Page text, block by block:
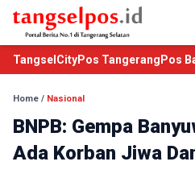
TangselCityPos Tangerang Pos
Home / Nasional
BNPB: Gempa
Ada Korban Jiwa